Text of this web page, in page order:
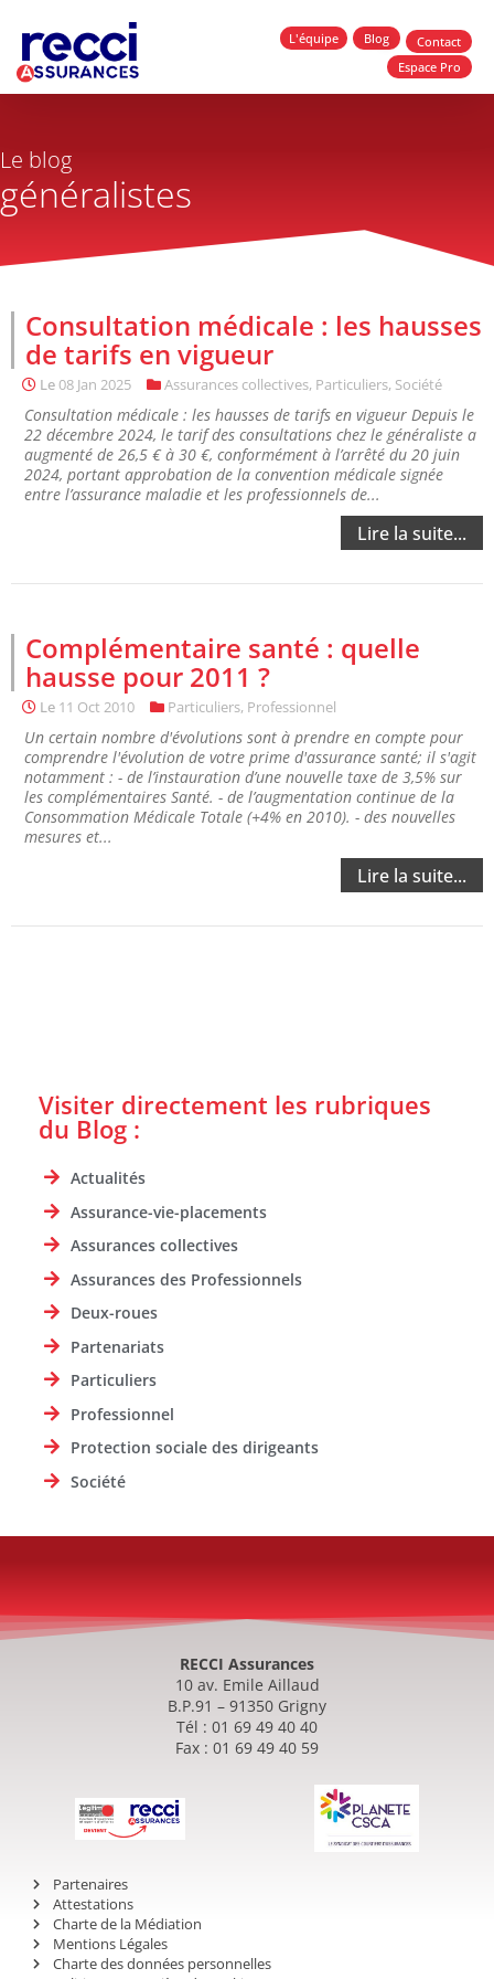
L'équipe Blog
Contact
Espace Pro
Le blog
généralistes
Consultation médicale : les hausses
de tarifs en vigueur
Le08 Jan 2025 Assurances collectives, Particuliers, Société
Consultation médicale : les hausses de tarifs en vigueur Depuis le
22 décembre 2024, le tarif des consultations chez le généraliste a
augmenté de 26,5 € à 30 €, conformément à l’arrêté du 20 juin
2024, portant approbation de la convention médicale signée
entre l’assurance maladie et les professionnels de...
Lire la suite...
Complémentaire santé : quelle
hausse pour 2011 ?
Le 11 Oct 2010 Particuliers, Professionnel
Un certain nombre d'évolutions sont à prendre en compte pour
comprendre l'évolution de votre prime d'assurance santé; il s'agit
notamment : - de l’instauration d’une nouvelle taxe de 3,5% sur
les complémentaires Santé. - de l’augmentation continue de la
Consommation Médicale Totale (+4% en 2010). - des nouvelles
mesures et...
Lire la suite...
Visiter directement les rubriques
du Blog :
Actualités
Assurance-vie-placements
Assurances collectives
Assurances des Professionnels
Deux-roues
Partenariats
Particuliers
Professionnel
Protection sociale des dirigeants
Société
RECCI Assurances
10 av. Emile Aillaud
B.P.91 – 91350 Grigny
Tél : 01 69 49 40 40
Fax : 01 69 49 40 59
Partenaires
Attestations
Charte de la Médiation
Mentions Légales
Charte des données personnelles